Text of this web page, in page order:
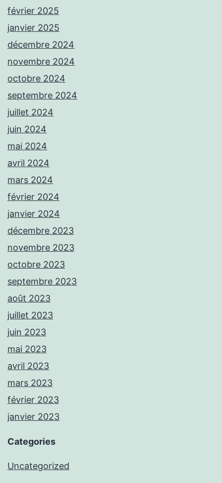
février 2025
janvier 2025
décembre 2024
novembre 2024
octobre 2024
septembre 2024
juillet 2024
juin 2024
mai 2024
avril 2024
mars 2024
février 2024
janvier 2024
décembre 2023
novembre 2023
octobre 2023
septembre 2023
août 2023
juillet 2023
juin 2023
mai 2023
avril 2023
mars 2023
février 2023
janvier 2023
Categories
Uncategorized